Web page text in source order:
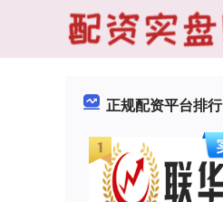
正规配资平台排行